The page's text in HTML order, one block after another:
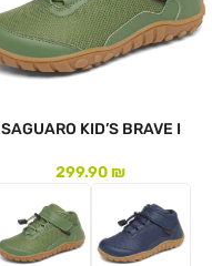
SAGUARO KID’S BRAVE I
299.90₪